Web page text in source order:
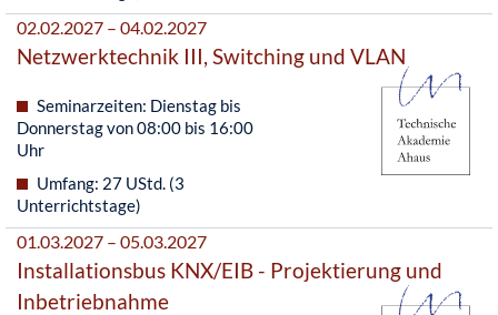
02.02.2027 – 04.02.2027
Netzwerktechnik III, Switching und VLAN
Seminarzeiten: Dienstag bis
Donnerstag von 08:00 bis 16:00
Uhr
Umfang: 27 UStd. (3
Unterrichtstage)
01.03.2027 – 05.03.2027
Installationsbus KNX/EIB - Projektierung und
Inbetriebnahme